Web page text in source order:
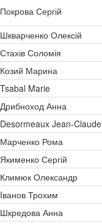
Покрова Сергій
Шкварченко Олексій
Стахів Соломія
Козий Марина
Tsabal Marie
Дрибноход Анна
Desormeaux Jean-Claude
Марченко Рома
Якименко Сергій
Климюк Олександр
Iванов Трохим
Шкредова Анна